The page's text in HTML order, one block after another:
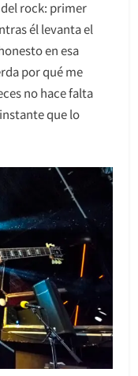
rock: primer
él levanta el
en esa
por qué me
no hace falta
que lo